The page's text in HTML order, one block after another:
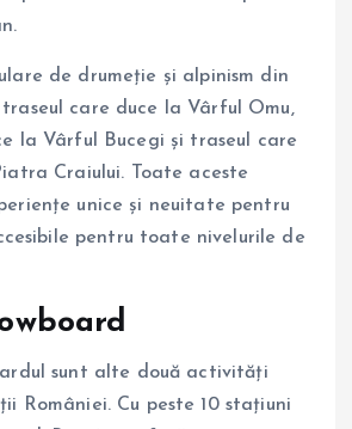
de drumeție și alpinism din
care duce la Vârful Omu,
la Vârful Bucegi și traseul care
Craiului. Toate aceste
unice și neuitate pentru
pentru toate nivelurile de
sunt alte două activități
României. Cu peste 10 stațiuni